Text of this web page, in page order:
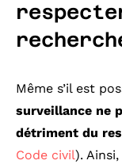
Même s’il est
surveillance ne
détriment du
Code civil).